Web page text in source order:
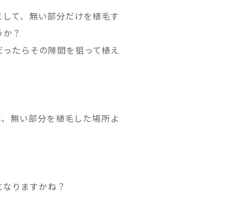
て、無い部分だけを植毛す
？
たらその隙間を狙って植え
無い部分を植毛した場所よ
りますかね？